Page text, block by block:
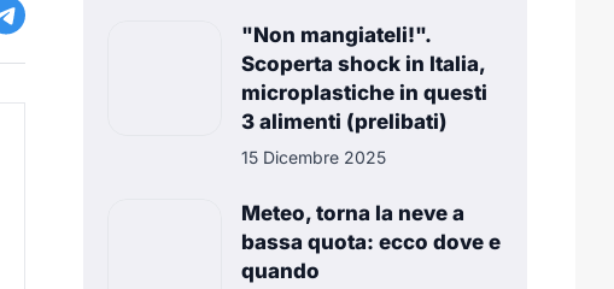
"Non mangiateli!".
Scoperta shock in Italia,
microplastiche in questi
3 alimenti (prelibati)
15 Dicembre 2025
Meteo, torna la neve a
bassa quota: ecco dove e
quando